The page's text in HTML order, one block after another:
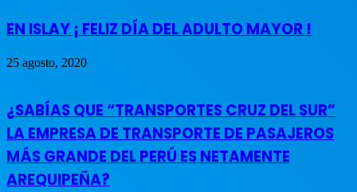
EN ISLAY ¡ FELIZ DÍA DEL ADULTO MAYOR !
25 agosto, 2020
¿SABÍAS QUE “TRANSPORTES CRUZ DEL SUR”
LA EMPRESA DE TRANSPORTE DE PASAJEROS
MÁS GRANDE DEL PERÚ ES NETAMENTE
AREQUIPEÑA?